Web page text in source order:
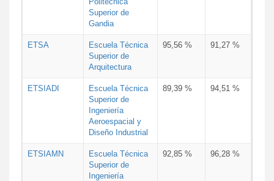
Superior de
Gandia
ETSA
Escuela Técnica
Superior de
Arquitectura
95,56 % 91,27 %
ETSIADI
Escuela Técnica
Superior de
Ingeniería
Aeroespacial y
Diseño Industrial
89,39 % 94,51 %
ETSIAMN
Escuela Técnica
Superior de
Ingeniería
92,85 % 96,28 %